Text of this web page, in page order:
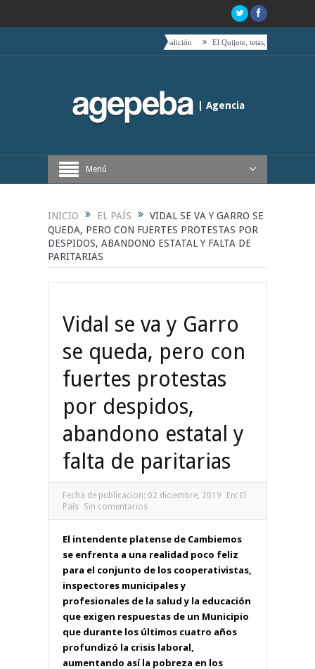
El Quijote, tetas, timbales y café
| Agencia
Periodística de Buenos Aires
Menú
INICIO EL PAÍS
VIDAL SE VA Y GARRO SE
QUEDA, PERO CON FUERTES PROTESTAS POR
DESPIDOS, ABANDONO ESTATAL Y FALTA DE
PARITARIAS
Vidal se va y Garro
se queda, pero con
fuertes protestas
por despidos,
abandono estatal y
falta de paritarias
Fecha de publicacion: 02 diciembre, 2019 En: El
País Sin comentarios
El intendente platense de Cambiemos
se enfrenta a una realidad poco feliz
para el conjunto de los cooperativistas,
inspectores municipales y
profesionales de la salud y la educación
que exigen respuestas de un Municipio
que durante los últimos cuatro años
profundizó la crisis laboral,
aumentando así la pobreza en los